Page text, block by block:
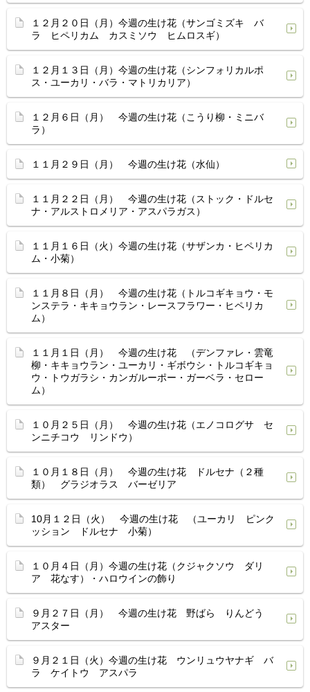
１２月２０日（月）今週の生け花（サンゴミズキ バ
ラ ヒペリカム カスミソウ ヒムロスギ）
１２月１３日（月）今週の生け花（シンフォリカルポ
ス・ユーカリ・バラ・マトリカリア）
１２月６日（月） 今週の生け花（こうり柳・ミニバ
ラ）
１１月２９日（月） 今週の生け花（水仙）
１１月２２日（月） 今週の生け花（ストック・ドルセ
ナ・アルストロメリア・アスパラガス）
１１月１６日（火）今週の生け花（サザンカ・ヒペリカ
ム・小菊）
１１月８日（月） 今週の生け花（トルコギキョウ・モ
ンステラ・キキョウラン・レースフラワー・ヒペリカ
ム）
１１月１日（月） 今週の生け花 （デンファレ・雲竜
柳・キキョウラン・ユーカリ・ギボウシ・トルコギキョ
ウ・トウガラシ・カンガルーポー・ガーベラ・セロー
ム）
１０月２５日（月） 今週の生け花（エノコログサ セ
ンニチコウ リンドウ）
１０月１８日（月） 今週の生け花 ドルセナ（２種
類） グラジオラス バーゼリア
10月１２日（火） 今週の生け花 （ユーカリ ピンク
ッション ドルセナ 小菊）
１０月４日（月）今週の生け花（クジャクソウ ダリ
ア 花なす）・ハロウインの飾り
９月２７日（月） 今週の生け花 野ばら りんどう
アスター
９月２１日（火）今週の生け花 ウンリュウヤナギ バ
ラ ケイトウ アスパラ